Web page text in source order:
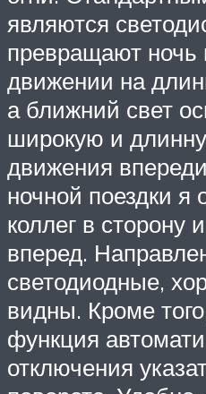
являются
превращают ночь
движении на
а ближний свет
широкую и
движения
ночной поездки я
коллег в сторону и
вперед.
светодиодные,
видны. Кроме
функция
отключения